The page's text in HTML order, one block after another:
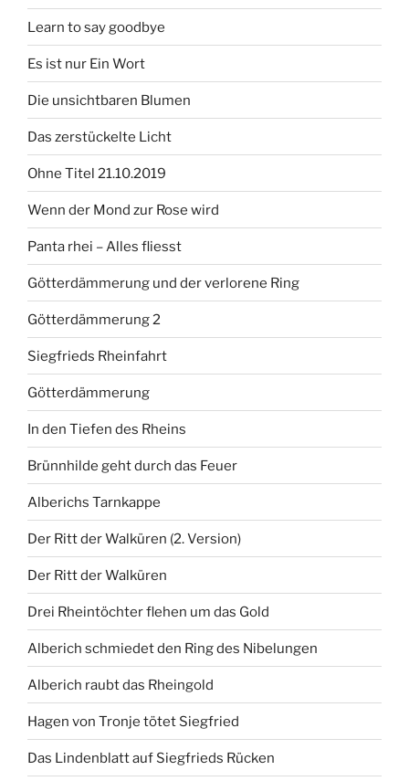
Learn to say goodbye
Es ist nur Ein Wort
Die unsichtbaren Blumen
Das zerstückelte Licht
Ohne Titel 21.10.2019
Wenn der Mond zur Rose wird
Panta rhei – Alles fliesst
Götterdämmerung und der verlorene Ring
Götterdämmerung 2
Siegfrieds Rheinfahrt
Götterdämmerung
In den Tiefen des Rheins
Brünnhilde geht durch das Feuer
Alberichs Tarnkappe
Der Ritt der Walküren (2. Version)
Der Ritt der Walküren
Drei Rheintöchter flehen um das Gold
Alberich schmiedet den Ring des Nibelungen
Alberich raubt das Rheingold
Hagen von Tronje tötet Siegfried
Das Lindenblatt auf Siegfrieds Rücken